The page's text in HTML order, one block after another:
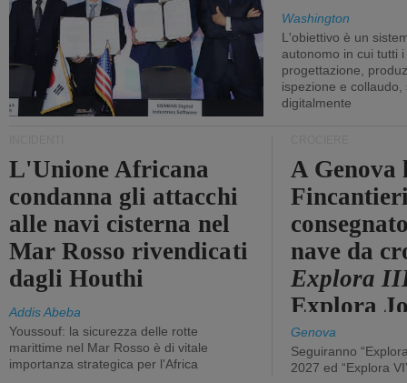
Washington
L'obiettivo è un
autonomo in cui tutti
progettazione,
ispezione e collaudo,
digitalmente
L'Unione Africana
condanna gli attacchi
alle navi cisterna nel
Mar Rosso rivendicati
dagli Houthi
Addis Abeba
Youssouf: la sicurezza delle rotte
marittime nel Mar Rosso è di vitale
importanza strategica per l'Africa
A Genova
nave da
Explora
Explora
Genova
Seguiranno
2027 ed “Explora